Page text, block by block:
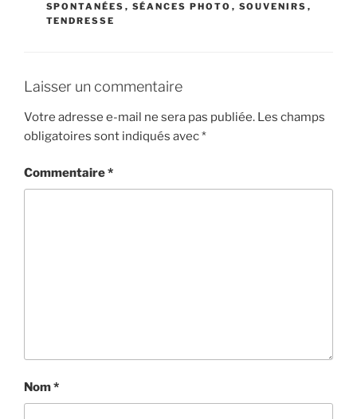
SPONTANÉES , SÉANCES PHOTO , SOUVENIRS ,
TENDRESSE
Laisser un commentaire
Votre adresse e-mail ne sera pas publiée. Les champs
obligatoires sont indiqués avec*
Commentaire*
Nom*